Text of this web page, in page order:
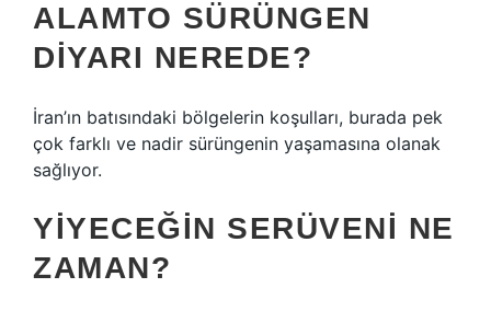
ALAMTO SÜRÜNGEN
DIYARI NEREDE?
İran’ın batısındaki bölgelerin koşulları, burada pek
çok farklı ve nadir sürüngenin yaşamasına olanak
sağlıyor.
YIYECEĞIN SERÜVENI NE
ZAMAN?